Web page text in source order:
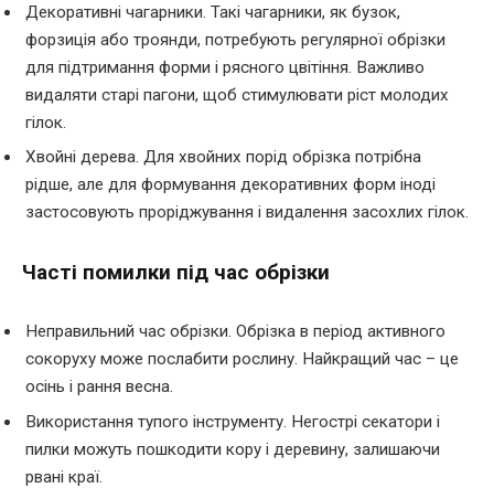
Декоративні чагарники. Такі чагарники, як бузок,
форзиція або троянди, потребують регулярної обрізки
для підтримання форми і рясного цвітіння. Важливо
видаляти старі пагони, щоб стимулювати ріст молодих
гілок.
Хвойні дерева. Для хвойних порід обрізка потрібна
рідше, але для формування декоративних форм іноді
застосовують проріджування і видалення засохлих гілок.
Часті помилки під час обрізки
Неправильний час обрізки. Обрізка в період активного
сокоруху може послабити рослину. Найкращий час – це
осінь і рання весна.
Використання тупого інструменту. Негострі секатори і
пилки можуть пошкодити кору і деревину, залишаючи
рвані краї.